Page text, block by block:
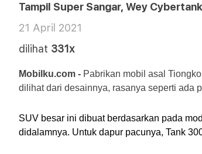
Tampil Super Sangar, Wey
21 April 2021
dilihat 331x
Mobilku.com - Pabrikan mobil asal
dilihat dari desainnya, rasanya seperti ada
SUV besar ini dibuat berdasarkan pada
didalamnya. Untuk dapur pacunya, Tank